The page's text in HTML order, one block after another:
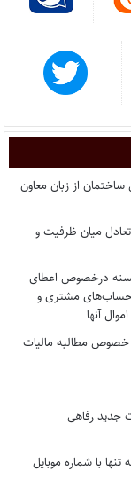
از زبان معاون
میان ظرفیت و
درخصوص اعطای
حساب‌های مشتری و
آنها
خصوص مطالبه مالیات
جدید رفاهی
با شماره موبایل